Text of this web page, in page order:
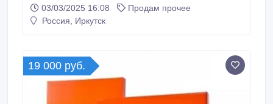
электроды ECoCr-A, Сплав CoCr 6 Стеллит 6
проволока , проволока ERCCoCr-A посредством
противоэрозионных наплавок.
03/03/2025 16:08
Продам прочее
Россия, Иркутск
19 000 руб.